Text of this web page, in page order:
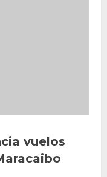
vuelos